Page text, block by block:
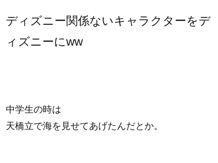
ディズニー関係ないキャラクターをデ
ィズニーにww
中学生の時は
天橋立で海を見せてあげたんだとか。